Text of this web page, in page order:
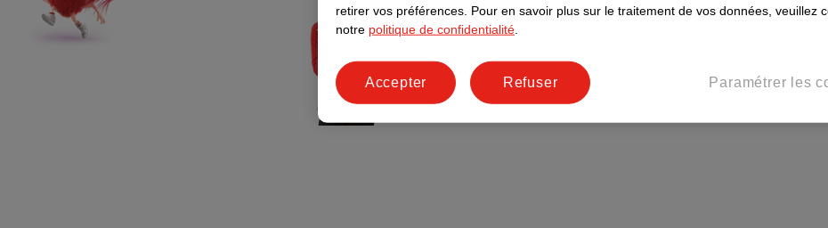
retirer vos préférences. Pour en savoir plus sur le traitement de vos données, veuillez
notre politique de confidentialité
Paramétrer les
Refuser
Accepter